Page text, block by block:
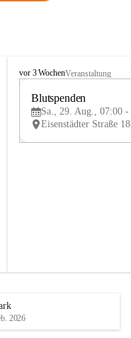
B
e
u
e
d
vor 3 WochenVeranstaltung
Blutspenden
Sa., 29. Aug., 07:00 -
2026